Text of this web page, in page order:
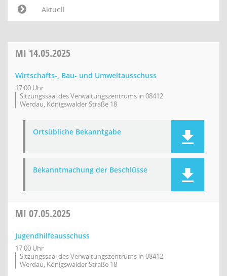
Aktuell
MI 14.05.2025
Wirtschafts-, Bau- und Umweltausschuss
17:00 Uhr
Sitzungssaal des Verwaltungszentrums in 08412
Werdau, Königswalder Straße 18
Ortsübliche Bekanntgabe
Bekanntmachung der Beschlüsse
MI 07.05.2025
Jugendhilfeausschuss
17:00 Uhr
Sitzungssaal des Verwaltungszentrums in 08412
Werdau, Königswalder Straße 18